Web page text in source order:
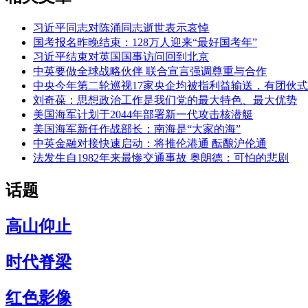
习近平同志对陈涌同志逝世表示哀悼
国考报名昨晚结束：128万人迎来“最好国考年”
习近平结束对英国国事访问回到北京
中英要做全球战略伙伴 联合宣言强调尊重与合作
中央今年第二轮巡视17家央企均被指利益输送，有团伙
刘奇葆：思想政治工作是我们党的最大特色、最大优势
美国海军计划于2044年部署新一代攻击核潜艇
美国海军新任作战部长：南海是“大家的海”
中英金融对接快速启动：将推伦港通 酝酿沪伦通
法发生自1982年来最惨交通事故 奥朗德：可怕的悲剧
话题
高山仰止
时代脊梁
红色影像